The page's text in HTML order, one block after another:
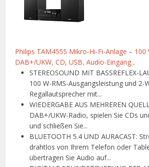
Philips TAM4555 Mikro-Hi-Fi-Anlage – 100
DAB+/UKW, CD, USB, Audio-Eingang...
STEREOSOUND MIT BASSREFLEX-
100 W-RMS-Ausgangsleistung und 2-
Regallautsprecher mit...
WIEDERGABE AUS MEHREREN
DAB+/UKW-Radio, spielen Sie CDs
und schließen Sie...
BLUETOOTH 5.4 UND AURACAST:
drahtlos von Ihrem Telefon oder
übertragen Sie Audio auf...